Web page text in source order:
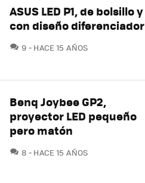
ASUS LED P1, de bolsillo y
con diseño diferenciador
9 COMENTARIOS
HACE 15 AÑOS
Benq Joybee GP2,
proyector LED pequeño
pero matón
8 COMENTARIOS
HACE 15 AÑOS